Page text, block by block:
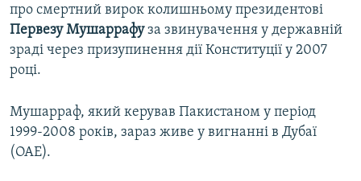
про смертний вирок колишньому президентові
Первезу Мушаррафуза звинувачення у державній
зраді через призупинення дії Конституції у 2007
році.
Мушарраф, який керував Пакистаном у період
1999-2008 років, зараз живе у вигнанні в Дубаї
(ОАЕ).